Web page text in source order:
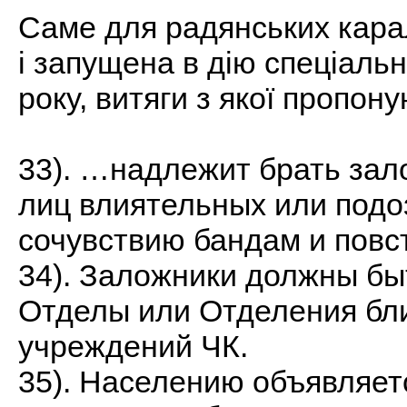
Саме для радянських
і запущена в дію
року, витяги з якої
33). …надлежит брать
лиц влиятельных или
сочувствию бандам и
34). Заложники должны
Отделы или Отделения
учреждений ЧК.
35). Населению